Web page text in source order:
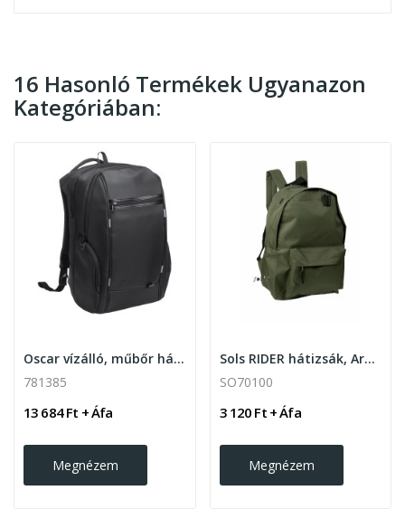
16 Hasonló Termékek Ugyanazon
Kategóriában:
Oscar vízálló, műbőr hátizsák laptoptartó 15"...
781385
13 684 Ft + Áfa
Megnézem
Sols RIDER hátizsák, Army
SO70100
3 120 Ft + Áfa
Megnézem